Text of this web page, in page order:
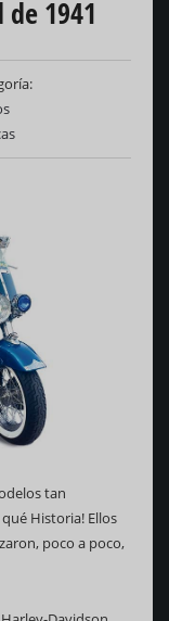
1941
tan
Historia! Ellos
poco a poco,